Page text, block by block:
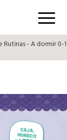
Menú
- A dormir 0-1